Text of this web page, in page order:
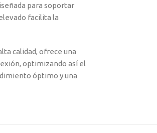
para soportar
facilita la
calidad, ofrece una
optimizando así el
óptimo y una